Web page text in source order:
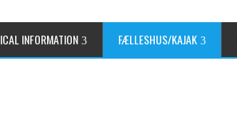
INFORMATION FÆLLESHUS/KAJAK